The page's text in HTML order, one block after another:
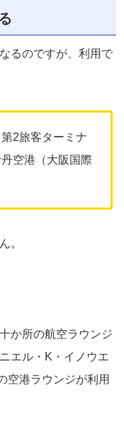
るのですが、利用で
2旅客ターミナ
空港（大阪国際
。
か所の航空ラウンジ
エル・K・イノウエ
空港ラウンジが利用